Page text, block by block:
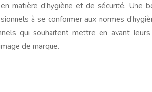
matière d’hygiène et de sécurité. Une
à se conformer aux normes
qui souhaitent mettre en avant
de marque.